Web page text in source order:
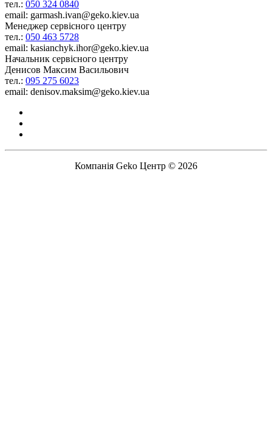
тел.: 050 324 0840
email: garmash.ivan@geko.kiev.ua
Менеджер сервісного центру
тел.: 050 463 5728
email: kasianchyk.ihor@geko.kiev.ua
Начальник сервісного центру
Денисов Максим Васильович
тел.: 095 275 6023
email: denisov.maksim@geko.kiev.ua
Компанія Geko Центр © 2026